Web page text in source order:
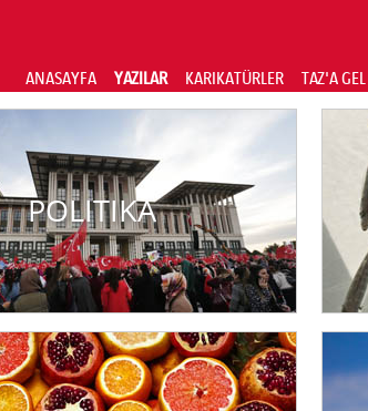
ANASAYFA YAZILAR KARIKATÜRLER TAZ'A GEL
POLITIKA